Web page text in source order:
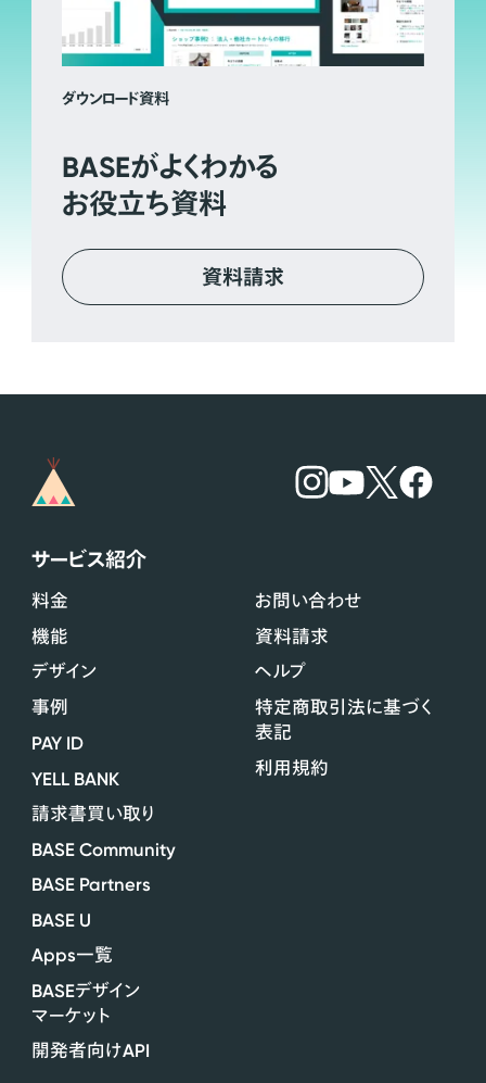
ダウンロード資料
BASEがよくわかる
お役立ち資料
資料請求
サービス紹介
料金
機能
デザイン
事例
PAY ID
YELL BANK
請求書買い取り
BASE Community
BASE Partners
BASE U
Apps一覧
BASEデザイン
マーケット
開発者向けAPI
お問い合わせ
資料請求
ヘルプ
特定商取引法に基づく
表記
利用規約